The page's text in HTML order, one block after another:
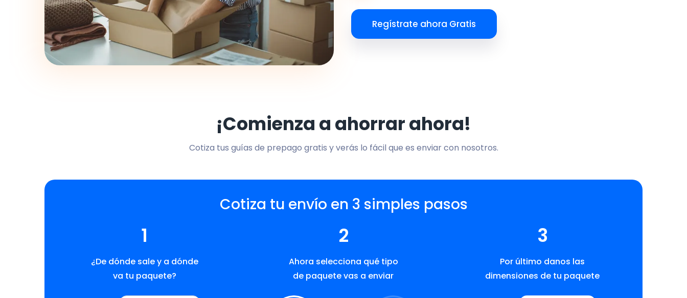
Regístrate ahora Gratis
¡Comienza a ahorrar ahora!
Cotiza tus guías de prepago gratis y verás lo fácil que es enviar con nosotros.
Cotiza tu envío en 3 simples pasos
1
¿De dónde sale y a dónde
va tu paquete?
2
Ahora selecciona qué tipo
de paquete vas a enviar
3
Por último danos las
dimensiones de tu paquete